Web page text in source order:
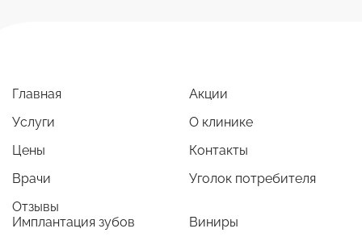
Главная
Услуги
Цены
Врачи
Отзывы
Акции
О клинике
Контакты
Уголок потребителя
Имплантация зубов Виниры